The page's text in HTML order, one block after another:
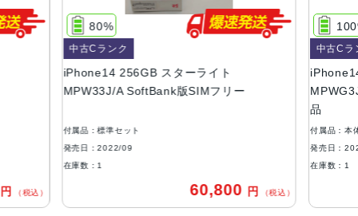
サイズ・重さ
146.7×71.5×7.8mm ・172g
液晶
6.1インチ（対角）オールスクリーンOLEDディスプレイ
IEC規格60529にもとづくIP68等級（最大水深6メートルで
カメラ
円 （税込）
iPhone14 256GB スターライト
MPW33J/A SoftBank版SIMフリー
80%
中古Cランク
付属品：標準セット
発売日：2022/09
在庫数：1
60,800 円 （税込）
品
中古Cラ
付属品：本
発売日：
在庫数：1